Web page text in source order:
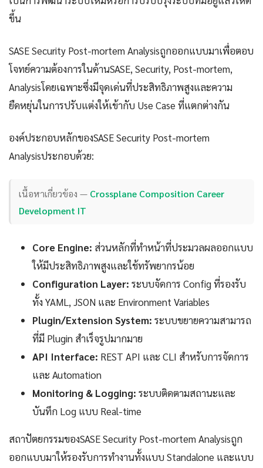
ขึ้น
SASE Security Post-mortem Analysisถูกออกแบบมาเพื่อตอบ
โจทย์ความต้องการในด้านSASE, Security, Post-mortem,
Analysisโดยเฉพาะซึ่งมีจุดเด่นที่ประสิทธิภาพสูงและความ
ยืดหยุ่นในการปรับแต่งให้เข้ากับ Use Case ที่แตกต่างกัน
องค์ประกอบหลักของSASE Security Post-mortem
Analysisประกอบด้วย:
เนื้อหาเกี่ยวข้อง — Crossplane Composition Career
Development IT
Core Engine: ส่วนหลักที่ทำหน้าที่ประมวลผลออกแบบ
ให้มีประสิทธิภาพสูงและใช้ทรัพยากรน้อย
Configuration Layer: ระบบจัดการ Config ที่รองรับ
ทั้ง YAML, JSON และ Environment Variables
Plugin/Extension System: ระบบขยายความสามารถ
ที่มี Plugin สำเร็จรูปมากมาย
API Interface: REST API และ CLI สำหรับการจัดการ
และ Automation
Monitoring & Logging: ระบบติดตามสถานะและ
บันทึก Log แบบ Real-time
สถาปัตยกรรมของSASE Security Post-mortem Analysisถูก
ออกแบบมาให้รองรับการทำงานทั้งแบบ Standalone และแบบ